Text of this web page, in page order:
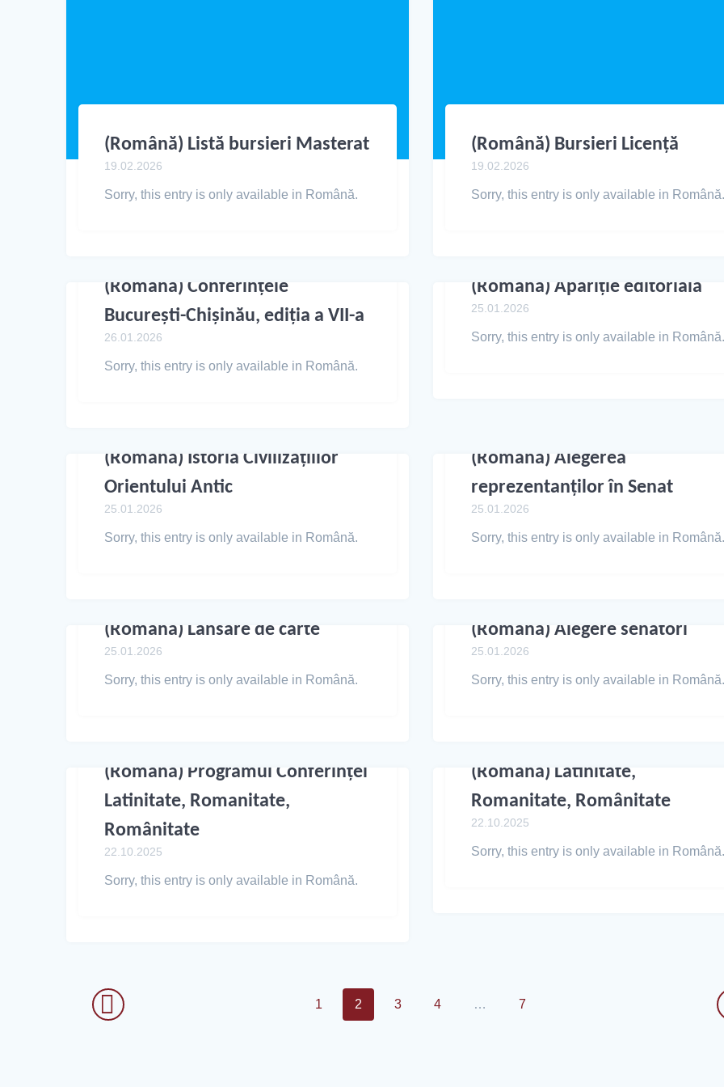
(Română) Listă bursieri Masterat
19.02.2026
Sorry, this entry is only available in Română.
(Română) Bursieri Licență
19.02.2026
Sorry, this entry is only available in Română.
(Română) Conferințele
București-Chișinău, ediția a VII-a
26.01.2026
Sorry, this entry is only available in Română.
(Română) Apariție editorială
25.01.2026
Sorry, this entry is only available in Română.
(Română) Istoria Civilizațiilor
Orientului Antic
25.01.2026
Sorry, this entry is only available in Română.
(Română) Alegerea
reprezentanților în Senat
25.01.2026
Sorry, this entry is only available in Română.
(Română) Lansare de carte
25.01.2026
Sorry, this entry is only available in Română.
(Română) Alegere senatori
25.01.2026
Sorry, this entry is only available in Română.
(Română) Programul Conferinței
Latinitate, Romanitate,
Românitate
22.10.2025
Sorry, this entry is only available in Română.
(Română) Latinitate,
Romanitate, Românitate
22.10.2025
Sorry, this entry is only available in Română.
1 2 3 4 … 7